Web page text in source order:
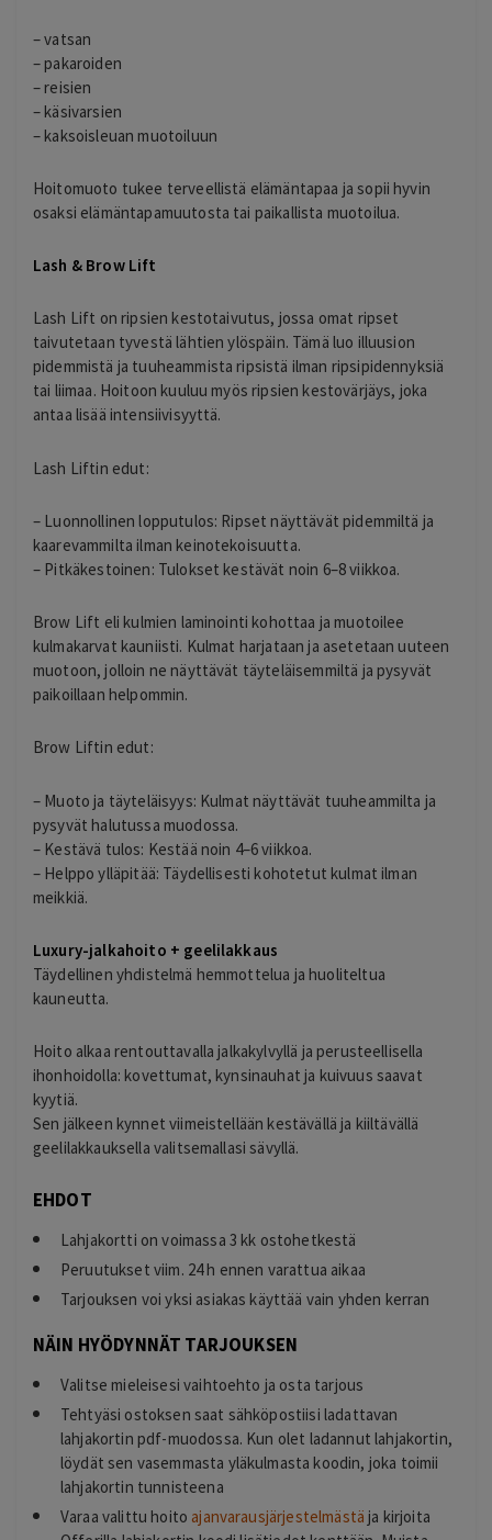
– vatsan
– pakaroiden
– reisien
– käsivarsien
– kaksoisleuan muotoiluun
Hoitomuoto tukee terveellistä elämäntapaa ja sopii hyvin
osaksi elämäntapamuutosta tai paikallista muotoilua.
Lash & Brow Lift
Lash Lift on ripsien kestotaivutus, jossa omat ripset
taivutetaan tyvestä lähtien ylöspäin. Tämä luo illuusion
pidemmistä ja tuuheammista ripsistä ilman ripsipidennyksiä
tai liimaa. Hoitoon kuuluu myös ripsien kestovärjäys, joka
antaa lisää intensiivisyyttä.
Lash Liftin edut:
– Luonnollinen lopputulos: Ripset näyttävät pidemmiltä ja
kaarevammilta ilman keinotekoisuutta.
– Pitkäkestoinen: Tulokset kestävät noin 6–8 viikkoa.
Brow Lift eli kulmien laminointi kohottaa ja muotoilee
kulmakarvat kauniisti. Kulmat harjataan ja asetetaan uuteen
muotoon, jolloin ne näyttävät täyteläisemmiltä ja pysyvät
paikoillaan helpommin.
Brow Liftin edut:
– Muoto ja täyteläisyys: Kulmat näyttävät tuuheammilta ja
pysyvät halutussa muodossa.
– Kestävä tulos: Kestää noin 4–6 viikkoa.
– Helppo ylläpitää: Täydellisesti kohotetut kulmat ilman
meikkiä.
Luxury-jalkahoito + geelilakkaus
Täydellinen yhdistelmä hemmottelua ja huoliteltua
kauneutta.
Hoito alkaa rentouttavalla jalkakylvyllä ja perusteellisella
ihonhoidolla: kovettumat, kynsinauhat ja kuivuus saavat
kyytiä.
Sen jälkeen kynnet viimeistellään kestävällä ja kiiltävällä
geelilakkauksella valitsemallasi sävyllä.
EHDOT
Lahjakortti on voimassa 3 kk ostohetkestä
Peruutukset viim. 24 h ennen varattua aikaa
Tarjouksen voi yksi asiakas käyttää vain yhden kerran
NÄIN HYÖDYNNÄT TARJOUKSEN
Valitse mieleisesi vaihtoehto ja osta tarjous
Tehtyäsi ostoksen saat sähköpostiisi ladattavan
lahjakortin pdf-muodossa. Kun olet ladannut lahjakortin,
löydät sen vasemmasta yläkulmasta koodin, joka toimii
lahjakortin tunnisteena
Varaa valittu hoito ajanvarausjärjestelmästä ja kirjoita